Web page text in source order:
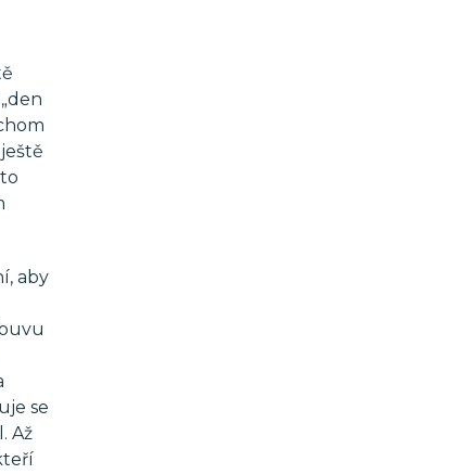
aby
se
Až